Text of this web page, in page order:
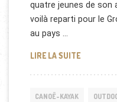
quatre jeunes de son
voilà reparti pour le
au pays …
LIRE LA SUITEFRANCK
CANOË-KAYAK